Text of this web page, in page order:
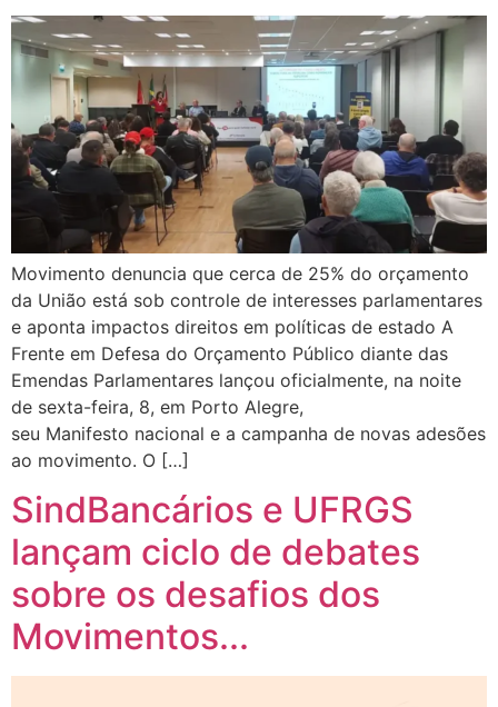
Movimento denuncia que cerca de 25% do orçamento
da União está sob controle de interesses parlamentares
e aponta impactos direitos em políticas de estado A
Frente em Defesa do Orçamento Público diante das
Emendas Parlamentares lançou oficialmente, na noite
de sexta-feira, 8, em Porto Alegre,
seu Manifesto nacional e a campanha de novas adesões
ao movimento. O […]
SindBancários e UFRGS
lançam ciclo de debates
sobre os desafios dos
Movimentos...